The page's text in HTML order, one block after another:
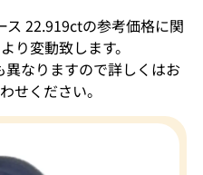
ス 22.919ctの参考価格に関
り変動致します。
異なりますので詳しくはお
せください。